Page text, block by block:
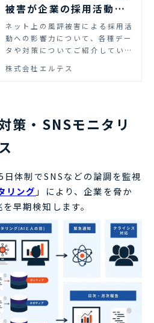
被害が企業の採用活動に
与える影響と対策 | エル
テス
ネット上の風評被害による採用活
動への影響力について、各種デー
タや対策についてご紹介していま
株式会社エルテス
策・SNSモニタリ
体制でSNSなどの論調を監視
リング 」により、企業を脅か
早期検知します。